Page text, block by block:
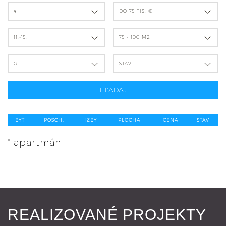
4 DO 75 TIS. €
11.-15. 75 - 100 M2
G STAV
HĽADAJ
BYT POSCH. IZBY PLOCHA CENA STAV
* apartmán
REALIZOVANÉ PROJEKTY